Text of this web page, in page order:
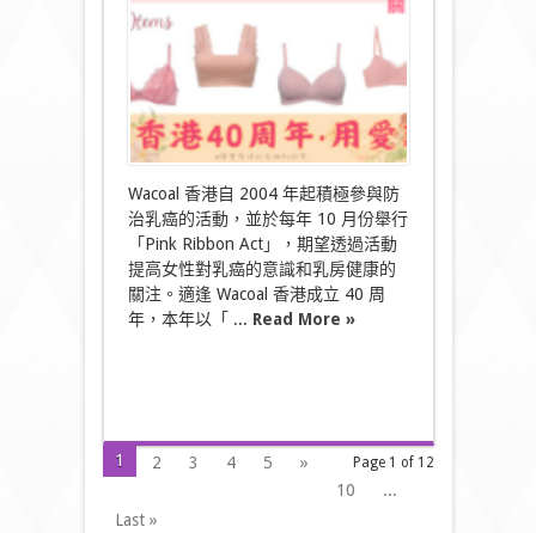
續
美
Ribbon
Act
〉
Wacoal 香港自 2004 年起積極參與防
治乳癌的活動，並於每年 10 月份舉行
「Pink Ribbon Act」，期望透過活動
提高女性對乳癌的意識和乳房健康的
關注。適逢 Wacoal 香港成立 40 周
年，本年以「 ... Read More »
Page 1 of 12
1 2 3 4 5
»
10
...
Last »